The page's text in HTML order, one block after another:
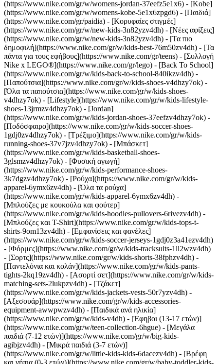
(https://www.nike.com/gr/w/womens-jordan-37eefz5e1x6) - [Kobe]
(https://www.nike.com/gr/w/womens-kobe-5e1x6zpgd6) - [Παιδιά]
(https://www.nike.com/gr/paidia) - [Κορυφαίες στιγμές]
(https://www.nike.com/gr/w/new-kids-3n82yzv4dh) - [Νέες αφίξεις]
(https://www.nike.com/gr/w/new-kids-3n82yzv4dh) - [Τα πιο
δημοφιλή](https://www.nike.com/gr/w/kids-best-76m50zv4dh) - [Τα
πάντα για τους εφήβους](https://www.nike.com/gr/teens) - [Συλλογή
Nike x LEGO®](https://www.nike.com/gr/lego) - [Back To School]
(https://www.nike.com/gr/w/kids-back-to-school-840ikzv4dh) -
[Παπούτσια](https://www.nike.com/gr/w/kids-shoes-v4dhzy7ok) -
[Όλα τα παπούτσια](https://www.nike.com/gr/w/kids-shoes-
v4dhzy7ok) - [Lifestyle](https://www.nike.com/gr/w/kids-lifestyle-
shoes-13jrmzv4dhzy7ok) - [Jordan]
(https://www.nike.com/gr/w/kids-jordan-shoes-37eefzv4dhzy7ok) -
[Ποδόσφαιρο](https://www.nike.com/gr/w/kids-soccer-shoes-
1gdj0zv4dhzy7ok) - [Τρέξιμο](https://www.nike.com/gr/w/kids-
running-shoes-37v7jzv4dhzy7ok) - [Μπάσκετ]
(https://www.nike.com/gr/w/kids-basketball-shoes-
3glsmzv4dhzy7ok) - [Φυσική αγωγή]
(https://www.nike.com/gr/w/kids-performance-shoes-
3k7dgzv4dhzy7ok) - [Ρούχα](https://www.nike.com/gr/w/kids-
apparel-6ymx6zv4dh) - [Όλα τα ρούχα]
(https://www.nike.com/gr/w/kids-apparel-6ymx6zv4dh) -
[Μπλούζες με κουκούλα και φούτερ]
(https://www.nike.com/gr/w/kids-hoodies-pullovers-6rivezv4dh) -
[Μπλούζες και T-Shirt](https://www.nike.com/gr/w/kids-tops-t-
shirts-9om13zv4dh) - [Εμφανίσεις και φανέλες]
(https://www.nike.com/gr/w/kids-soccer-jerseys-1gdj0z3a41ezv4dh)
- [Φόρμες](https://www.nike.com/gr/w/kids-tracksuits-1ll2wzv4dh)
- [Σορτς](https://www.nike.com/gr/w/kids-shorts-38fphzv4dh) -
[Παντελόνια και κολάν](https://www.nike.com/gr/w/kids-pants-
tights-2kq19zv4dh) - [Ασορτί σετ](https://www.nike.com/gr/w/kids-
matching-sets-2lukpzv4dh) - [Τζάκετ]
(https://www.nike.com/gr/w/kids-jackets-vests-50r7yzv4dh) -
[Αξεσουάρ](https://www.nike.com/gr/w/kids-accessories-
equipment-awwpwzv4dh) - [Παιδικά ανά ηλικία]
(https://www.nike.com/gr/w/kids-v4dh) - [Έφηβοι (13-17 ετών)]
(https://www.nike.com/gr/w/teen-collection-6hgue) - [Μεγάλα
παιδιά (7-12 ετών)](https://www.nike.com/gr/w/big-kids-
agibjzv4dh) - [Μικρά παιδιά (3-7 ετών)]
(https://www.nike.com/gr/w/little-kids-kids-6dacezv4dh) - [Βρέφη
και νήπια (0-3 ετών)](https://www.nike.com/gr/w/baby-toddler-kids-